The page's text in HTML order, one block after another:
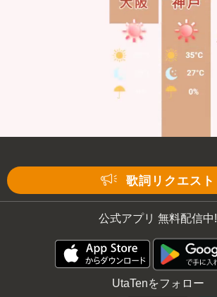
歌詞リクエスト
公式アプリ 無料配信中!
UtaTenをフォロー